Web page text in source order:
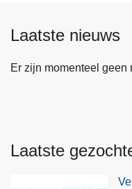
Laatste nieuws
Er zijn momenteel geen
Laatste